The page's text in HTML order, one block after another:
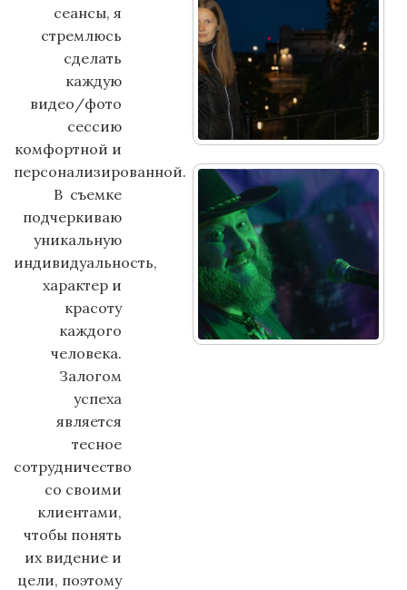
сеансы, я
стремлюсь
сделать
каждую
видео/фото
сессию
комфортной и
персонализированной.
В съемке
подчеркиваю
уникальную
индивидуальность,
характер и
красоту
каждого
человека.
Залогом
успеха
является
тесное
сотрудничество
со своими
клиентами,
чтобы понять
их видение и
цели, поэтому